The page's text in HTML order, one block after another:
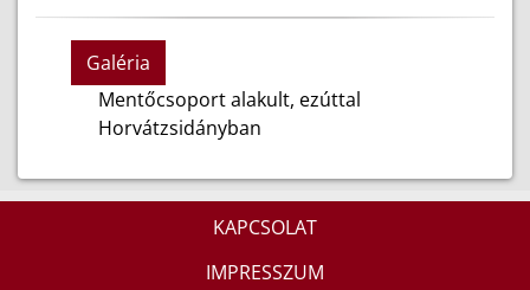
Galéria
Mentőcsoport alakult, ezúttal
Horvátzsidányban
KAPCSOLAT
IMPRESSZUM